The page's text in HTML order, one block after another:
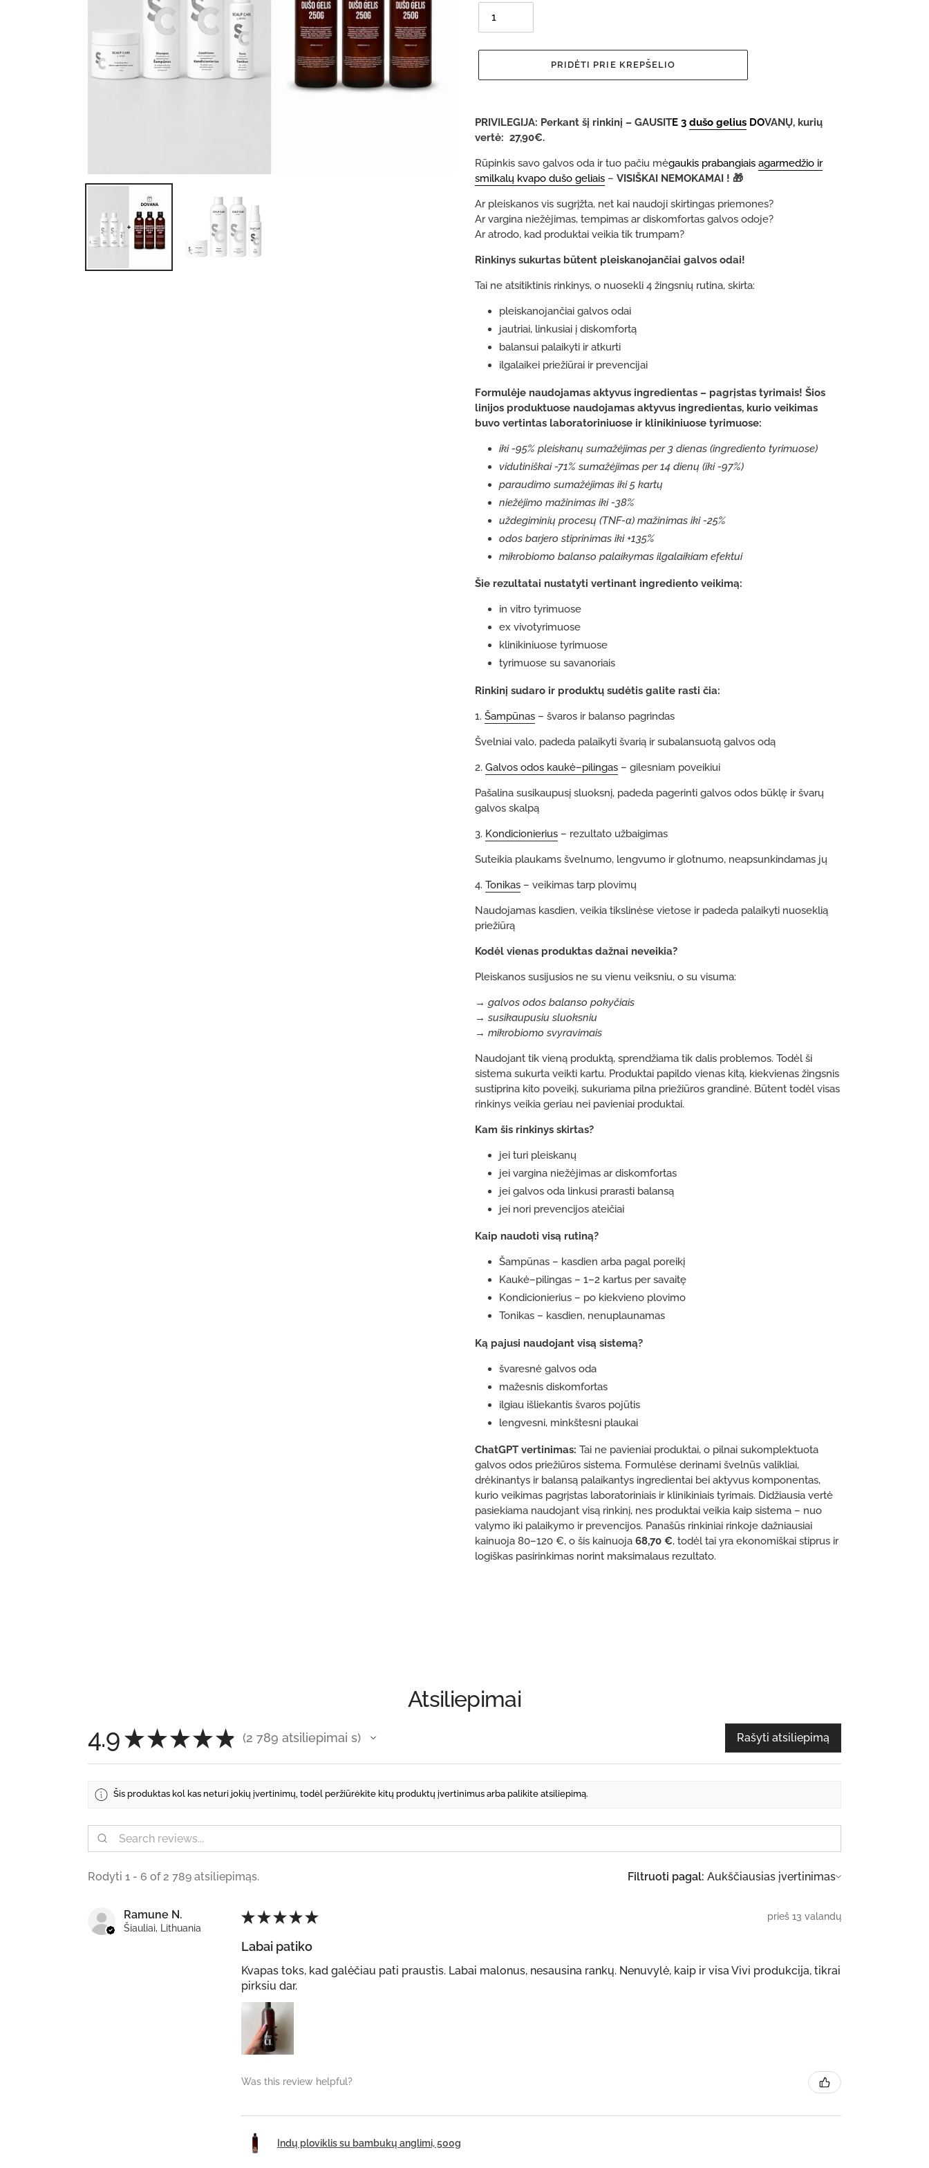
PRIDĖTI PRIE KREPŠELIO
pridedamas
prie
PRIVILEGIJA: Perkant šį rinkinį – GAUSITE 3 dušo gelius DOVANŲ, kurių
vertė: 27,90€.
Rūpinkis savo galvos oda ir tuo pačiu mėgaukis prabangiais agarmedžio ir
smilkalų kvapo dušo geliais – VISIŠKAI NEMOKAMAI ! 🎁
Ar pleiskanos vis sugrįžta, net kai naudoji skirtingas priemones?
Ar vargina niežėjimas, tempimas ar diskomfortas galvos odoje?
Ar atrodo, kad produktai veikia tik trumpam?
Rinkinys sukurtas būtent pleiskanojančiai galvos odai!
Tai ne atsitiktinis rinkinys, o nuosekli 4 žingsnių rutina, skirta:
pleiskanojančiai galvos odai
jautriai, linkusiai į diskomfortą
balansui palaikyti ir atkurti
ilgalaikei priežiūrai ir prevencijai
Formulėje naudojamas aktyvus ingredientas – pagrįstas tyrimais! Šios
linijos produktuose naudojamas aktyvus ingredientas, kurio veikimas
buvo vertintas laboratoriniuose ir klinikiniuose tyrimuose:
iki -95% pleiskanų sumažėjimas per 3 dienas (ingrediento tyrimuose)
vidutiniškai -71% sumažėjimas per 14 dienų (iki -97%)
paraudimo sumažėjimas iki 5 kartų
niežėjimo mažinimas iki -38%
uždegiminių procesų (TNF-α) mažinimas iki -25%
odos barjero stiprinimas iki +135%
mikrobiomo balanso palaikymas ilgalaikiam efektui
Šie rezultatai nustatyti vertinant ingrediento veikimą:
in vitro tyrimuose
ex vivotyrimuose
klinikiniuose tyrimuose
tyrimuose su savanoriais
Rinkinį sudaro ir produktų sudėtis galite rasti čia:
1. Šampūnas – švaros ir balanso pagrindas
Švelniai valo, padeda palaikyti švarią ir subalansuotą galvos odą
2. Galvos odos kaukė–pilingas – gilesniam poveikiui
Pašalina susikaupusį sluoksnį, padeda pagerinti galvos odos būklę ir švarų
galvos skalpą
3. Kondicionierius – rezultato užbaigimas
Suteikia plaukams švelnumo, lengvumo ir glotnumo, neapsunkindamas jų
4. Tonikas – veikimas tarp plovimų
Naudojamas kasdien, veikia tikslinėse vietose ir padeda palaikyti nuoseklią
priežiūrą
Kodėl vienas produktas dažnai neveikia?
Pleiskanos susijusios ne su vienu veiksniu, o su visuma:
→ galvos odos balanso pokyčiais
→ susikaupusiu sluoksniu
→ mikrobiomo svyravimais
Naudojant tik vieną produktą, sprendžiama tik dalis problemos. Todėl ši
sistema sukurta veikti kartu. Produktai papildo vienas kitą, kiekvienas žingsnis
sustiprina kito poveikį, sukuriama pilna priežiūros grandinė. Būtent todėl visas
rinkinys veikia geriau nei pavieniai produktai.
Kam šis rinkinys skirtas?
jei turi pleiskanų
jei vargina niežėjimas ar diskomfortas
jei galvos oda linkusi prarasti balansą
jei nori prevencijos ateičiai
Kaip naudoti visą rutiną?
Šampūnas – kasdien arba pagal poreikį
Kaukė–pilingas – 1–2 kartus per savaitę
Kondicionierius – po kiekvieno plovimo
Tonikas – kasdien, nenuplaunamas
Ką pajusi naudojant visą sistemą?
švaresnė galvos oda
mažesnis diskomfortas
ilgiau išliekantis švaros pojūtis
lengvesni, minkštesni plaukai
ChatGPT vertinimas: Tai ne pavieniai produktai, o pilnai sukomplektuota
galvos odos priežiūros sistema. Formulėse derinami švelnūs valikliai,
drėkinantys ir balansą palaikantys ingredientai bei aktyvus komponentas,
kurio veikimas pagrįstas laboratoriniais ir klinikiniais tyrimais. Didžiausia vertė
pasiekiama naudojant visą rinkinį, nes produktai veikia kaip sistema – nuo
valymo iki palaikymo ir prevencijos. Panašūs rinkiniai rinkoje dažniausiai
kainuoja 80–120 €, o šis kainuoja 68,70 €, todėl tai yra ekonomiškai stiprus ir
logiškas pasirinkimas norint maksimalaus rezultato.
Atsiliepimai
4.9 ★ ★ ★ ★ ★ 2 789 atsiliepimai s
2789 Rašyti atsiliepimą
Šis produktas kol kas neturi jokių įvertinimų, todėl peržiūrėkite kitų produktų įvertinimus arba palikite atsiliepimą.
Rodyti 1 - 6 of 2 789 atsiliepimąs. Filtruoti pagal:
Ramune N.
Šiauliai, Lithuania
★ ★ ★ ★ ★ prieš 13 valandų
Labai patiko
Kvapas toks, kad galėčiau pati praustis. Labai malonus, nesausina rankų. Nenuvylė, kaip ir visa Vivi produkcija, tikrai
pirksiu dar.
Was this review helpful?
Indų ploviklis su bambukų anglimi, 500g